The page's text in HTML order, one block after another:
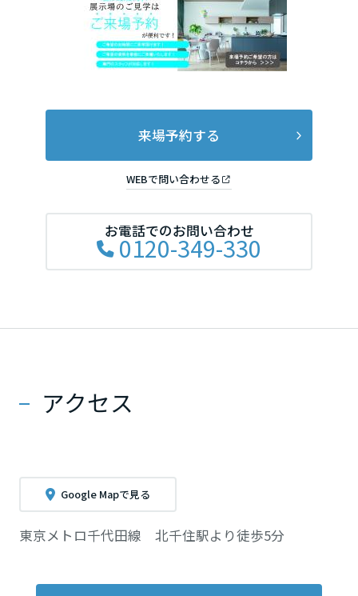
来場予約する
WEBで問い合わせる
お電話でのお問い合わせ
0120-349-330
アクセス
Google Mapで見る
東京メトロ千代田線 北千住駅より徒歩5分